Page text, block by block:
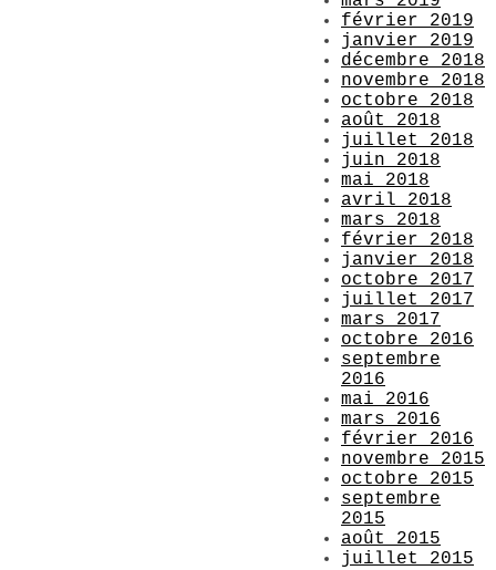
février 2019
janvier 2019
décembre 2018
novembre 2018
octobre 2018
août 2018
juillet 2018
juin 2018
mai 2018
avril 2018
mars 2018
février 2018
janvier 2018
octobre 2017
juillet 2017
mars 2017
octobre 2016
septembre
2016
mai 2016
mars 2016
février 2016
novembre 2015
octobre 2015
septembre
2015
août 2015
juillet 2015